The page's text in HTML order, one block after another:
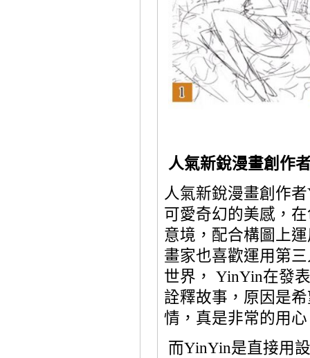
人氣新銳漫畫創作
人氣新銳漫畫創作者
可愛奇幻的美感，
意境，配合構圖上
畫家也喜歡運用第
世界， YinYin在發
詮釋故事，原因是
情，真是非常的用
而YinYin是直接用